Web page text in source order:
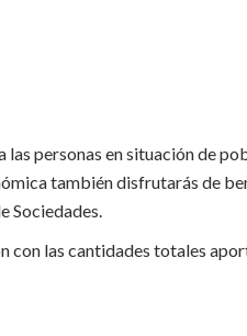
personas en situación de
también disfrutarás de
Sociedades.
con las cantidades totales